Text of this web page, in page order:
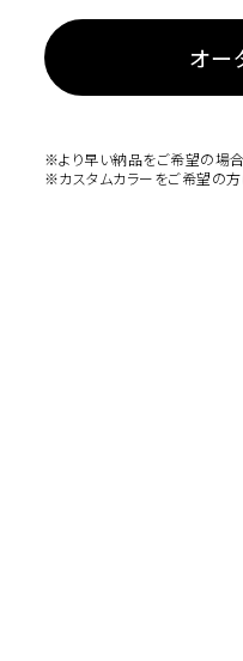
オー
※より早い納品をご希望の場
※カスタムカラーをご希望の